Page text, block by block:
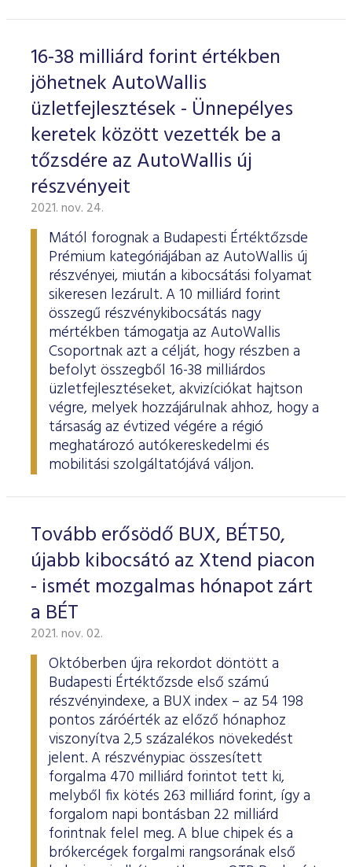
16-38 milliárd forint értékben
jöhetnek AutoWallis
üzletfejlesztések - Ünnepélyes
keretek között vezették be a
tőzsdére az AutoWallis új
részvényeit
2021. nov. 24.
Mától forognak a Budapesti Értéktőzsde
Prémium kategóriájában az AutoWallis új
részvényei, miután a kibocsátási folyamat
sikeresen lezárult. A 10 milliárd forint
összegű részvénykibocsátás nagy
mértékben támogatja az AutoWallis
Csoportnak azt a célját, hogy részben a
befolyt összegből 16-38 milliárdos
üzletfejlesztéseket, akvizíciókat hajtson
végre, melyek hozzájárulnak ahhoz, hogy a
társaság az évtized végére a régió
meghatározó autókereskedelmi és
mobilitási szolgáltatójává váljon.
Tovább erősödő BUX, BÉT50,
újabb kibocsátó az Xtend piacon
- ismét mozgalmas hónapot zárt
a BÉT
2021. nov. 02.
Októberben újra rekordot döntött a
Budapesti Értéktőzsde első számú
részvényindexe, a BUX index – az 54 198
pontos záróérték az előző hónaphoz
viszonyítva 2,5 százalékos növekedést
jelent. A részvénypiac összesített
forgalma 470 milliárd forintot tett ki,
melyből fix kötés 263 milliárd forint, így a
forgalom napi bontásban 22 milliárd
forintnak felel meg. A blue chipek és a
brókercégek forgalmi rangsorának első